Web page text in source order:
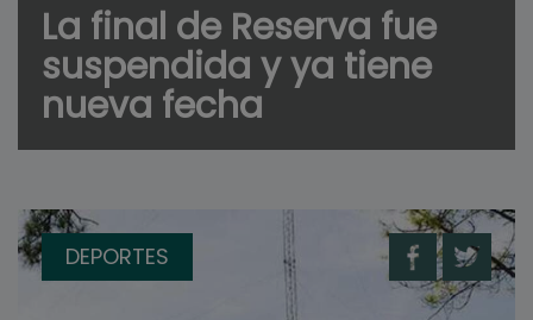
La final de Reserva fue
suspendida y ya tiene
nueva fecha
DEPORTES